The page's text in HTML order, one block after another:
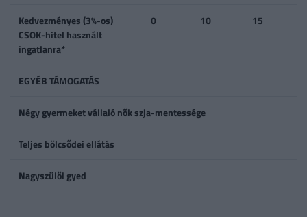
Kedvezményes (3%-os)
CSOK-hitel használt
ingatlanra*
0 10 15
EGYÉB TÁMOGATÁS
Négy gyermeket vállaló nők szja-mentessége
Teljes bölcsődei ellátás
Nagyszülői gyed